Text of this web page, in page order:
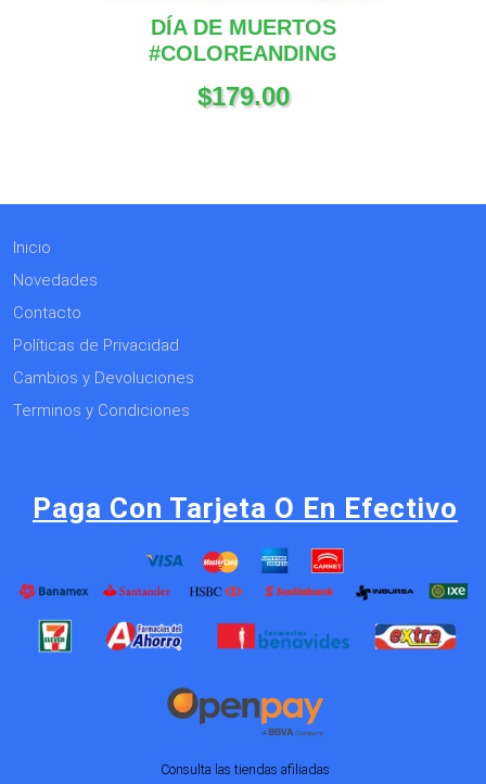
DÍA DE MUERTOS
#COLOREANDING
$179.00
Inicio
Novedades
Contacto
Políticas de Privacidad
Cambios y Devoluciones
Terminos y Condiciones
Paga Con Tarjeta O En Efectivo
Consulta las tiendas afiliadas